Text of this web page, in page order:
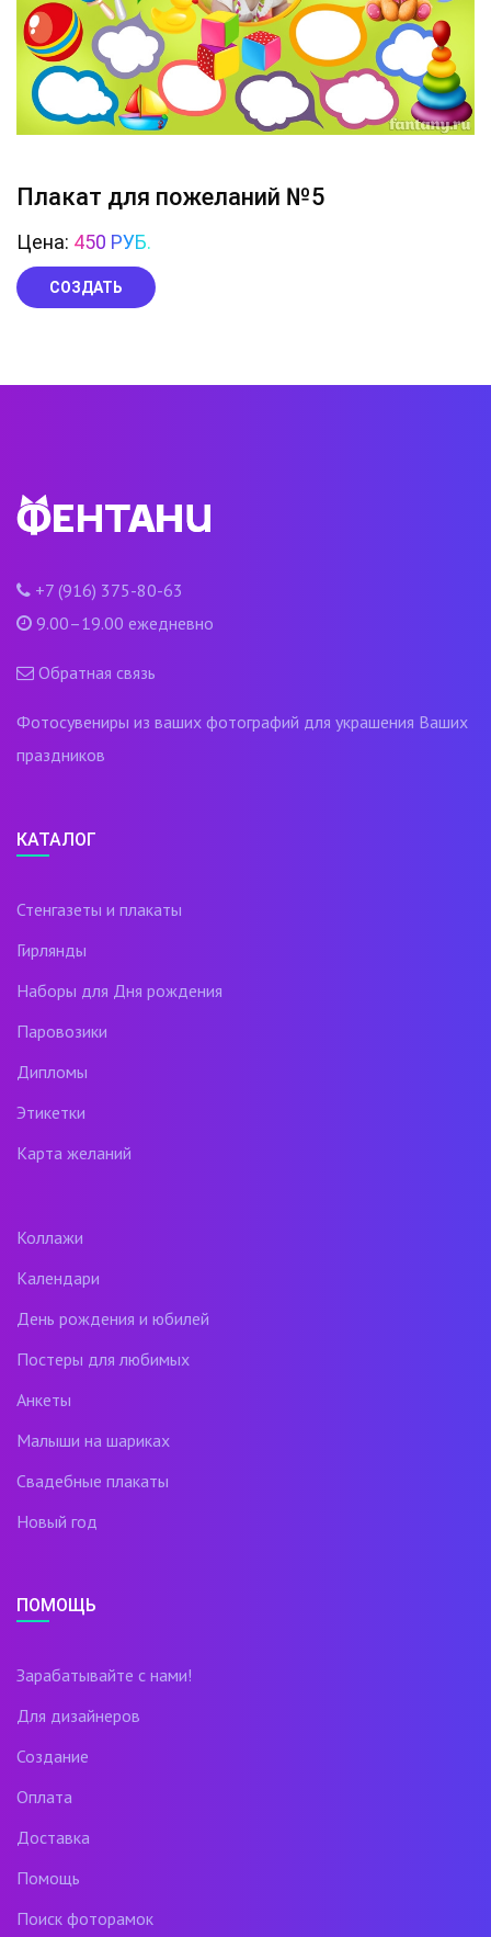
Плакат для пожеланий №5
Цена: 450 РУБ.
СОЗДАТЬ
+7 (916) 375-80-63
9.00–19.00 ежедневно
Обратная связь
Фотосувениры из ваших фотографий для украшения Ваших
праздников
КАТАЛОГ
Стенгазеты и плакаты
Гирлянды
Наборы для Дня рождения
Паровозики
Дипломы
Этикетки
Карта желаний
Коллажи
Календари
День рождения и юбилей
Постеры для любимых
Анкеты
Малыши на шариках
Свадебные плакаты
Новый год
ПОМОЩЬ
Зарабатывайте с нами!
Для дизайнеров
Создание
Оплата
Доставка
Помощь
Поиск фоторамок